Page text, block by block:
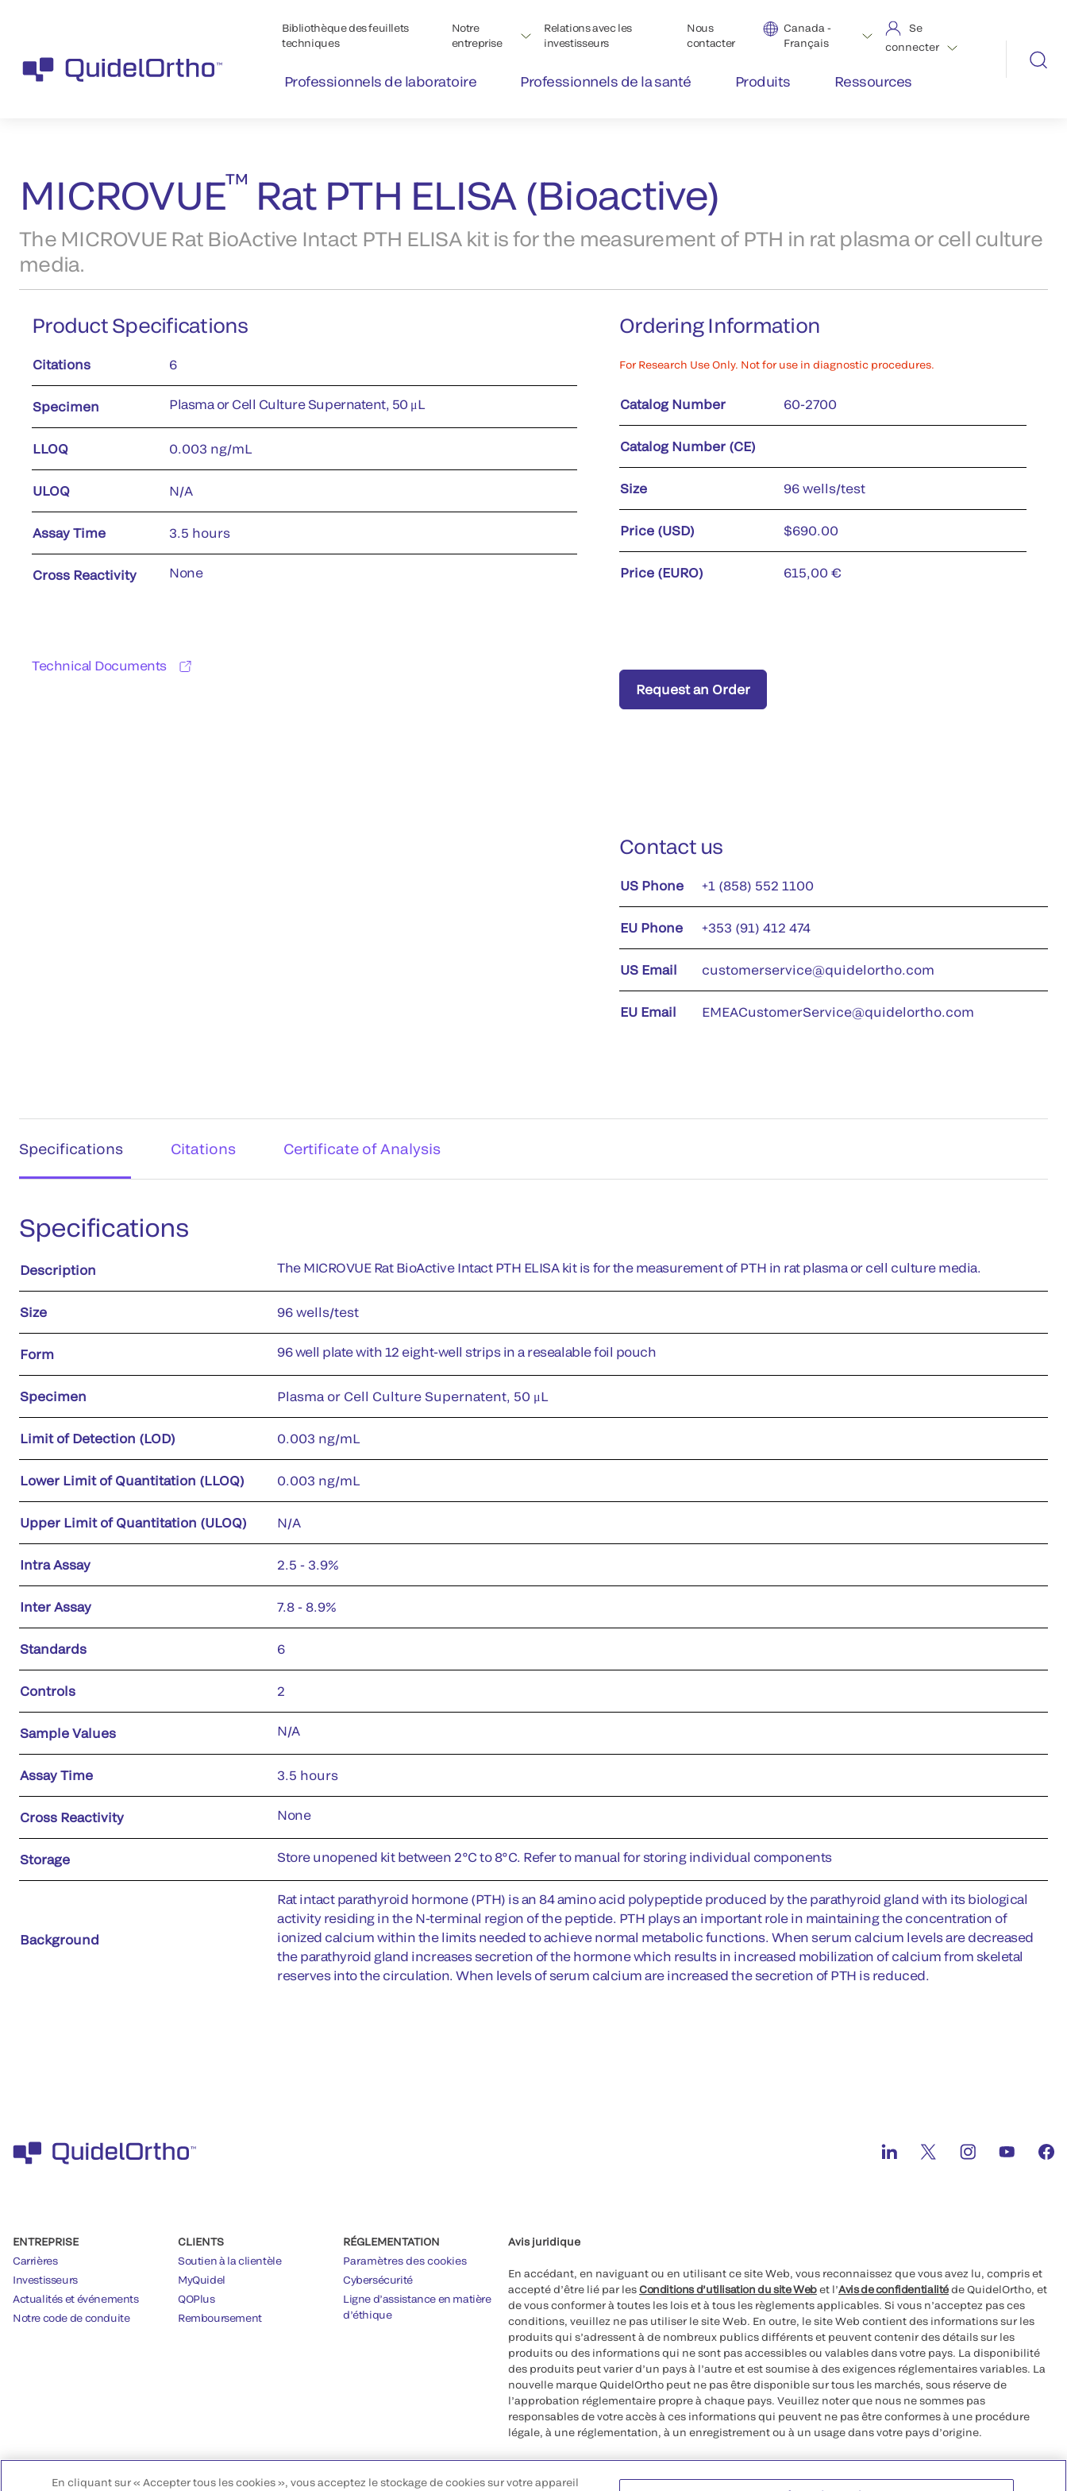
Bibliothèque des feuillets
techniques
Notre
entreprise
Relations avec les
investisseurs
Nous
contacter
Canada -
Français
Se
connecter
Professionnels de laboratoire Professionnels de la santé Produits Ressources
MICROVUE™ Rat PTH ELISA (Bioactive)
The MICROVUE Rat BioActive Intact PTH ELISA kit is for the measurement of PTH in rat plasma or cell culture
media.
Product Specifications
Citations 6
Specimen Plasma or Cell Culture Supernatent, 50 μL
LLOQ 0.003 ng/mL
ULOQ N/A
Assay Time 3.5 hours
Cross Reactivity None
Technical Documents
Ordering Information
For Research Use Only. Not for use in diagnostic procedures.
Catalog Number 60-2700
Catalog Number (CE)
Size 96 wells/test
Price (USD) $690.00
Price (EURO) 615,00 €
Request an Order
Contact us
US Phone +1 (858) 552 1100
EU Phone +353 (91) 412 474
US Email customerservice@quidelortho.com
EU Email EMEACustomerService@quidelortho.com
Specifications Citations Certificate of Analysis
Specifications
Description The MICROVUE Rat BioActive Intact PTH ELISA kit is for the measurement of PTH in rat plasma or cell culture media.
Size 96 wells/test
Form 96 well plate with 12 eight-well strips in a resealable foil pouch
Specimen Plasma or Cell Culture Supernatent, 50 μL
Limit of Detection (LOD) 0.003 ng/mL
Lower Limit of Quantitation (LLOQ) 0.003 ng/mL
Upper Limit of Quantitation (ULOQ) N/A
Intra Assay 2.5 - 3.9%
Inter Assay 7.8 - 8.9%
Standards 6
Controls 2
Sample Values N/A
Assay Time 3.5 hours
Cross Reactivity None
Storage Store unopened kit between 2°C to 8°C. Refer to manual for storing individual components
Background
Rat intact parathyroid hormone (PTH) is an 84 amino acid polypeptide produced by the parathyroid gland with its biological
activity residing in the N-terminal region of the peptide. PTH plays an important role in maintaining the concentration of
ionized calcium within the limits needed to achieve normal metabolic functions. When serum calcium levels are decreased
the parathyroid gland increases secretion of the hormone which results in increased mobilization of calcium from skeletal
reserves into the circulation. When levels of serum calcium are increased the secretion of PTH is reduced.
ENTREPRISE
Carrières
Investisseurs
Actualités et événements
Notre code de conduite
CLIENTS
Soutien à la clientèle
MyQuidel
QOPlus
Remboursement
RÉGLEMENTATION
Paramètres des cookies
Cybersécurité
Ligne d’assistance en matière
d’éthique
Avis juridique
En accédant, en naviguant ou en utilisant ce site Web, vous reconnaissez que vous avez lu, compris et
accepté d’être lié par lesConditions d’utilisation du site Webet l’Avis de confidentialitéde QuidelOrtho, et
de vous conformer à toutes les lois et à tous les règlements applicables. Si vous n’acceptez pas ces
conditions, veuillez ne pas utiliser le site Web. En outre, le site Web contient des informations sur les
produits qui s’adressent à de nombreux publics différents et peuvent contenir des détails sur les
produits ou des informations qui ne sont pas accessibles ou valables dans votre pays. La disponibilité
des produits peut varier d’un pays à l’autre et est soumise à des exigences réglementaires variables. La
nouvelle marque QuidelOrtho peut ne pas être disponible sur tous les marchés, sous réserve de
l’approbation réglementaire propre à chaque pays. Veuillez noter que nous ne sommes pas
responsables de votre accès à ces informations qui peuvent ne pas être conformes à une procédure
légale, à une réglementation, à un enregistrement ou à un usage dans votre pays d’origine.
©2026 QuidelOrtho Corporation. Tous droits réservés.
En cliquant sur « Accepter tous les cookies », vous acceptez le stockage de cookies sur votre appareil